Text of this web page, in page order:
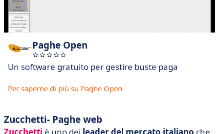
Paghe Open
Un software gratuito per gestire buste paga
Per saperne di più su Paghe Open
Zucchetti- Paghe web